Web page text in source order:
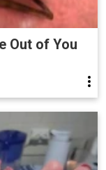
Out of You